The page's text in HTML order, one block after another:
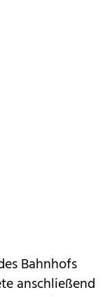
Bahnhofs
anschließend